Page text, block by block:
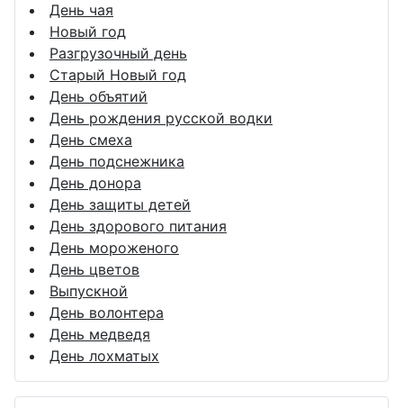
День чая
Новый год
Разгрузочный день
Старый Новый год
День объятий
День рождения русской водки
День смеха
День подснежника
День донора
День защиты детей
День здорового питания
День мороженого
День цветов
Выпускной
День волонтера
День медведя
День лохматых